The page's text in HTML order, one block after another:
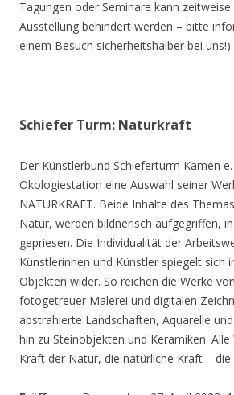
Tagungen oder Seminare kann
Ausstellung behindert werden – bitte
einem Besuch sicherheitshalber bei uns!)
Schiefer Turm: Naturkraft
Der Künstlerbund Schieferturm Kamen
Ökologiestation eine Auswahl seiner
NATURKRAFT. Beide Inhalte des
Natur, werden bildnerisch aufgegriffen,
gepriesen. Die Individualität der
Künstlerinnen und Künstler spiegelt sich
Objekten wider. So reichen die Werke
fotogetreuer Malerei und digitalen
abstrahierte Landschaften, Aquarelle
hin zu Steinobjekten und Keramiken. Alle
Kraft der Natur, die natürliche Kraft – die